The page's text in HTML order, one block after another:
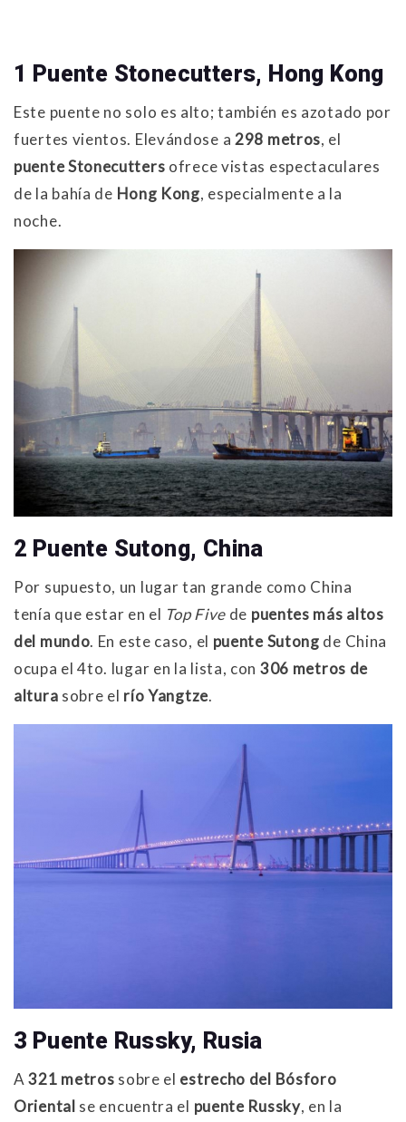
1 Puente Stonecutters, Hong Kong
Este puente no solo es alto; también es azotado por
fuertes vientos. Elevándose a 298 metros, el
puente Stonecutters ofrece vistas espectaculares
de la bahía de Hong Kong, especialmente a la
noche.
2 Puente Sutong, China
Por supuesto, un lugar tan grande como China
tenía que estar en el Top Five de puentes más altos
del mundo. En este caso, el puente Sutong de China
ocupa el 4to. lugar en la lista, con 306 metros de
altura sobre el río Yangtze.
3 Puente Russky, Rusia
A321 metros sobre el estrecho del Bósforo
Oriental se encuentra el puente Russky, en la